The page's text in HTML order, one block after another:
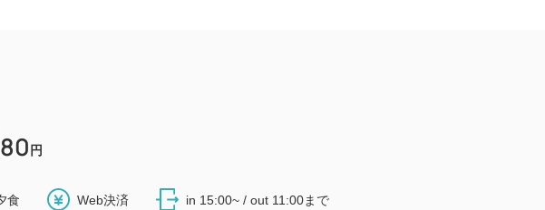
円
食 Web決済 in 15:00~ / out 11:00まで